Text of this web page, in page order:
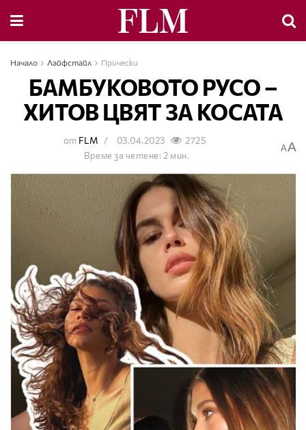
Начало Лайфстайл Прически
БАМБУКОВОТО РУСО –
ХИТОВ ЦВЯТ ЗА КОСАТА
от FLM 03.04.2023
2725
Време за четене: 2 мин.
AA